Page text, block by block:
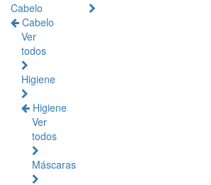
Cabelo
Cabelo
Ver
todos
Higiene
Higiene
Ver
todos
Máscaras